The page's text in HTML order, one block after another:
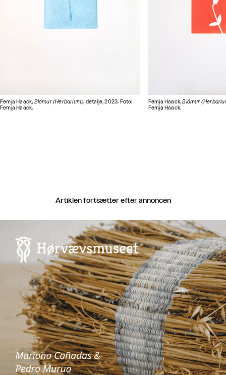
Femja Haack, Blómur (Herbarium), detalje, 2023. Foto:
Femja Haack.
Femja Haack,Blómur
Femja Haack.
Artiklen fortsætter efter annoncen